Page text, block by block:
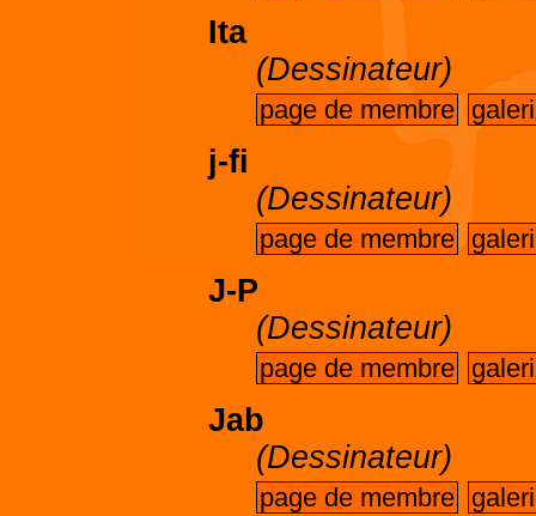
Ita
(Dessinateur)
page de membre
j-fi
(Dessinateur)
page de membre
J-P
(Dessinateur)
page de membre
Jab
(Dessinateur)
page de membre